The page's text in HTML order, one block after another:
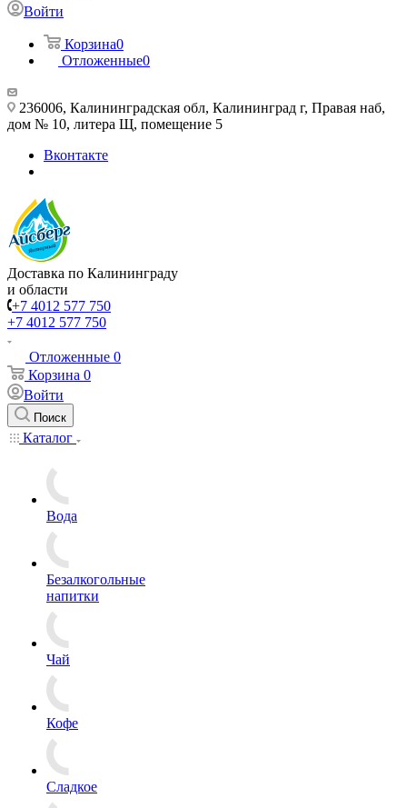
Войти
Корзина0
Отложенные0
236006, Калининградская обл, Калининград г, Правая наб,
дом № 10, литера Щ, помещение 5
Вконтакте
Доставка по Калининграду
и области
+7 4012 577 750
+7 4012 577 750
Отложенные 0
Корзина 0
Войти
Поиск
Каталог
Вода
Безалкогольные
напитки
Чай
Кофе
Сладкое